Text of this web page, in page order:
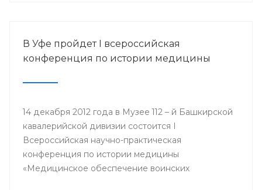
В Уфе пройдет I всероссийская
конференция по истории медицины
14 декабря 2012 года в Музее 112 – й Башкирской
кавалерийской дивизии состоится I
Всероссийская научно-практическая
конференция по истории медицины
«Медицинское обеспечение воинских